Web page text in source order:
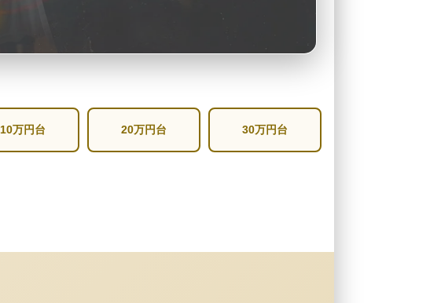
10万円台 20万円台 30万円台